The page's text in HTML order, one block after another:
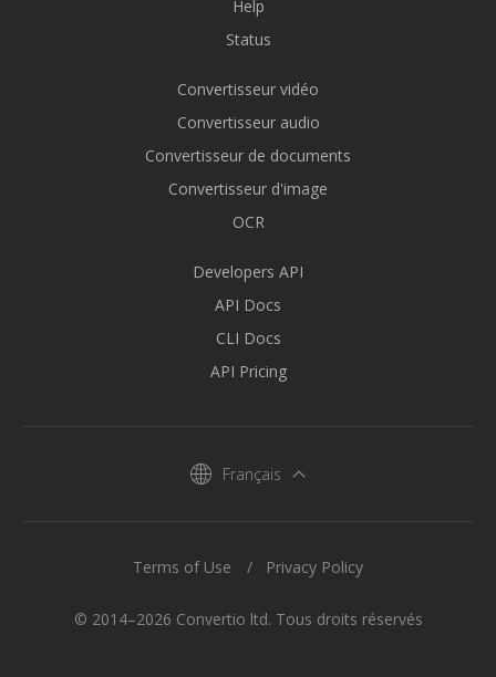
Help
Status
Convertisseur vidéo
Convertisseur audio
Convertisseur de documents
Convertisseur d'image
OCR
Developers API
API Docs
CLI Docs
API Pricing
Français
© 2014–2026 Convertio ltd. Tous droits réservés
Terms of Use Privacy Policy